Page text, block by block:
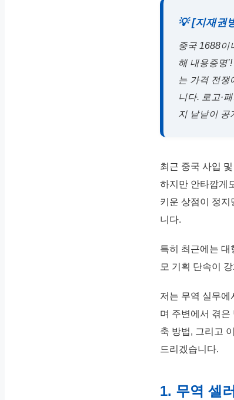
💡 [지재권
중국 1688이
해 내용증명
는 가격 전쟁
니다. 로고·
지 낱낱이 공
최근 중국 사입
하지만 안타깝게
키운 상점이 정
니다.
특히 최근에는 대
모 기획 단속이
저는 무역 실무에
며 주변에서 겪은
축 방법, 그리고
드리겠습니다.
1. 무역 셀